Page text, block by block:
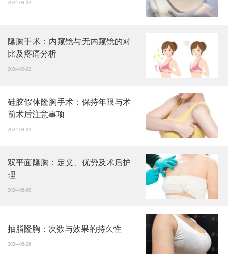
2024-09-02
隆胸手术：内窥镜与无内窥镜的对
比及疼痛分析
2024-09-02
硅胶假体隆胸手术：保持年限与术
前术后注意事项
2024-09-02
双平面隆胸：定义、优势及术后护
理
2024-08-30
抽脂隆胸：次数与效果的持久性
2024-08-28